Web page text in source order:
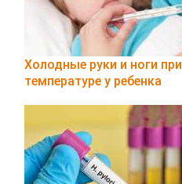
Холодные руки и ноги при
температуре у ребенка